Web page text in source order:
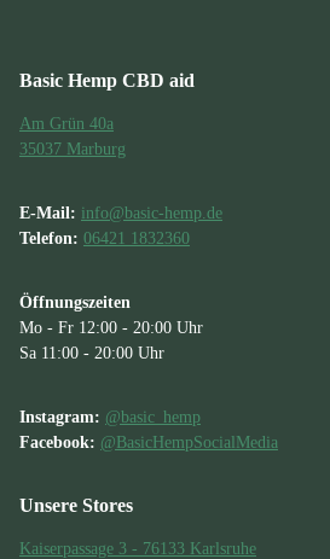
Basic Hemp CBD aid
Am Grün 40a
35037 Marburg
E-Mail: info@basic-hemp.de
Telefon: 06421 1832360
Öffnungszeiten
Mo - Fr 12:00 - 20:00 Uhr
Sa 11:00 - 20:00 Uhr
Instagram: @basic_hemp
Facebook: @BasicHempSocialMedia
Unsere Stores
Kaiserpassage 3 - 76133 Karlsruhe